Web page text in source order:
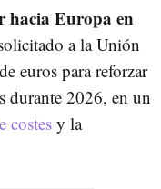
hacia Europa en
a la Unión
euros para reforzar
durante 2026, en un
costes y la